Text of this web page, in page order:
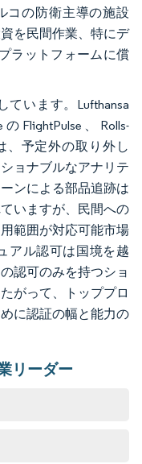
コの防衛主導の施設
を民間作業、特にデ
ラットフォームに償
います。Lufthansa
のFlightPulse、Rolls-
、予定外の取り外し
ョナブルなアナリテ
ンによる部品追跡は
いますが、民間への
範囲が対応可能市場
アル認可は国境を越
認可のみを持つショ
がって、トッププロ
に認証の幅と能力の
リーダー